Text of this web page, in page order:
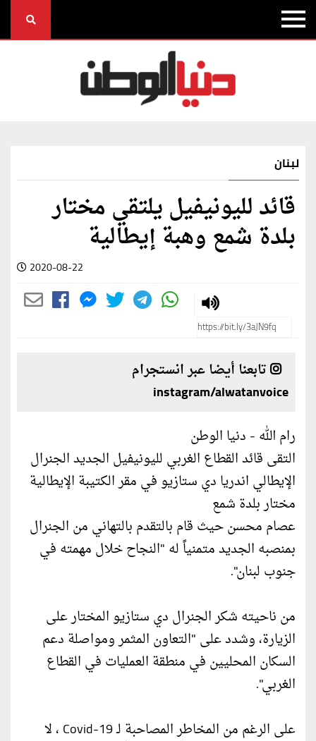
لبنان
قائد لليونيفيل يلتقي مختار
بلدة شمع وهبة إيطالية
2020-08-22
تابعنا أيضا عبر انستجرام
instagram/alwatanvoice
رام الله - دنيا الوطن
التقى قائد القطاع الغربي لليونيفيل الجديد الجنرال
الإيطالي اندريا دي ستازيو في مقر الكتيبة الإيطالية
مختار بلدة شمع
عصام محسن حيث قام بالتقدم بالتهاني من الجنرال
بمنصبه الجديد متمنياً له "النجاح خلال مهمته في
جنوب لبنان".
من ناحيته شكر الجنرال دي ستازيو المختار على
الزيارة، وشدد على "التعاون المثمر ومواصلة دعم
السكان المحليين في منطقة العمليات في القطاع
الغربي".
على الرغم من المخاطر المصاحبة لـ Covid-19 ، لا